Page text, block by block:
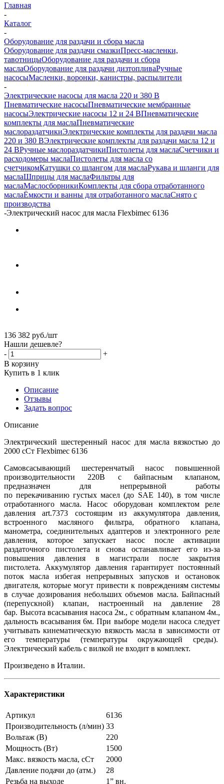
Главная
-
Каталог
-
Оборудование для раздачи и сбора масла
Оборудование для раздачи смазкиПресс-масленки,
тавотницыОборудование для раздачи и сбора
маслаОборудование для раздачи дизтопливаРучные
насосыМасленки, воронки, канистры, распылители
-
Электрические насосы для масла 220 и 380 В
Пневматические насосыПневматические мембранные
насосыЭлектрические насосы 12 и 24 ВПневматические
комплекты для маслаПневматические
маслораздатчикиЭлектрические комплекты для раздачи масла
220 и 380 ВЭлектрические комплекты для раздачи масла 12 и
24 ВРучные маслораздатчикиПистолеты для маслаСчетчики и
расходомеры маслаПистолеты для масла со
счетчикомКатушки со шлангом для маслаРукава и шланги для
маслаШприцы для маслаФильтры для
маслаМаслосборникиКомплекты для сбора отработанного
маслаЁмкости и ванны для отработанного маслаСнято с
производства
-Электрический насос для масла Flexbimec 6136
136 382 руб./шт
Нашли дешевле?
-
+
В корзину
Купить в 1 клик
Описание
Отзывы
Задать вопрос
Описание
Электрический шестеренный насос для масла вязкостью до
2000 сСт Flexbimec 6136
Самовсасывающий шестеренчатый насос повышенной
производительности 220В с байпасным клапаном,
предназначен для непрерывной работы
по перекачиванию густых масел (до SAE 140), в том числе
отработанного масла. Насос оборудован комплектом реле
давления art.7373 состоящим из аккумулятора давления,
встроенного масляного фильтра, обратного клапана,
манометра, соединительных адаптеров и электронного реле
давления, которое запускает насос после активации
раздаточного пистолета и снова останавливает его из-за
повышения давления в магистрали после закрытия
пистолета. Аккумулятор давления гарантирует постоянный
поток масла избегая непрерывных запусков и остановок
двигателя, которые могут привести к повреждениям системы
в случае дозирования небольших объемов масла. Байпасный
(перепускной) клапан, настроенный на давление 28
бар. Высота всасывания насоса 2м., с обратным клапаном 4м.,
дальность всасывания 6м. При выборе модели насоса следует
учитывать кинематическую вязкость масла в зависимости от
его температуры (температуры окружающей среды).
Электрический кабель с вилкой не входит в комплект.
Произведено в Италии.
Характеристики
Артикул
6136
Производительность (л/мин) 33
Вольтаж (В)
220
Мощность (Вт)
1500
Макс. вязкость масла, сСт
2000
Давление подачи до (атм.)
28
Резьба на выходе
1” вн.